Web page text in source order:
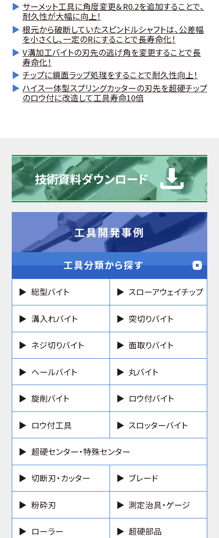
オンライン工場見学
お問合せはこちら
サーメット工具に角度変更＆R0.2を追加することで、
耐久性が大幅に向上！
根元から破断していたスピンドルシャフトは、公差幅
を小さくし、一定のRにすることで長寿命化！
V溝加工バイトの刃先の逃げ角を変更することで長
寿命化！
チップに鏡面ラップ処理をすることで耐久性向上！
ハイス一体型スプリングカッターの刃先を超硬チップ
のロウ付に改造して工具寿命10倍
技術資料ダウンロード
工具開発事例
工具分類から探す
総型バイト スローアウェイチップ
溝入れバイト 突切りバイト
ネジ切りバイト 面取りバイト
ヘールバイト 丸バイト
旋削バイト ロウ付バイト
ロウ付工具 スロッターバイト
超硬センター・特殊センター
切断刃・カッター ブレード
粉砕刃 測定治具・ゲージ
ローラー 超硬部品